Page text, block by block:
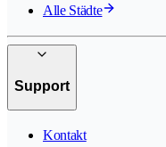
Alle Städte
Support
Kontakt